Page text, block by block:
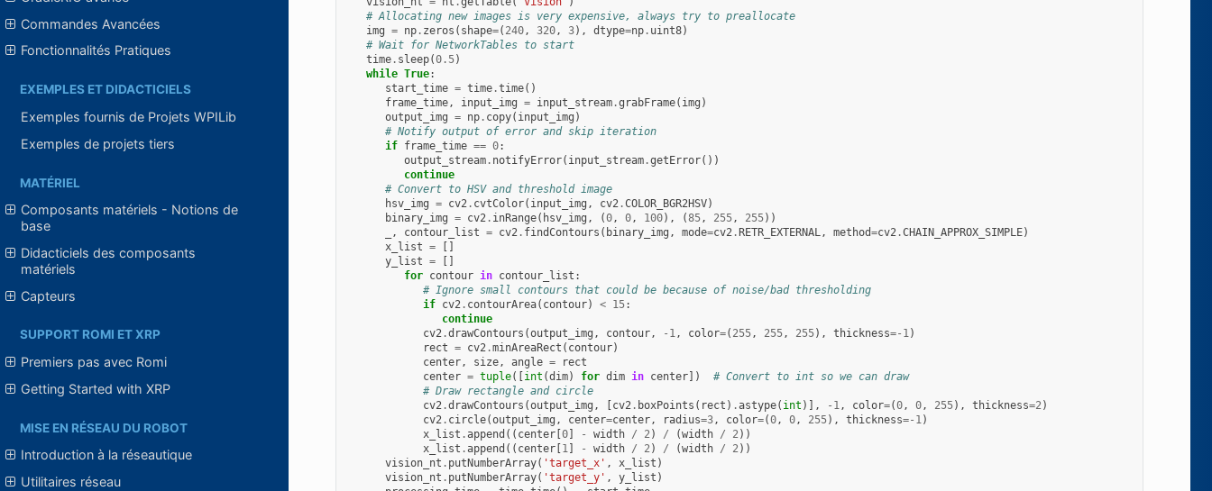
Commandes Avancées
Fonctionnalités Pratiques
EXEMPLES ET DIDACTICIELS
Exemples fournis de Projets WPILib
Exemples de projets tiers
MATÉRIEL
Composants matériels - Notions de
base
Didacticiels des composants
matériels
Capteurs
SUPPORT ROMI ET XRP
Premiers pas avec Romi
Getting Started with XRP
MISE EN RÉSEAU DU ROBOT
Introduction à la réseautique
Utilitaires réseau
# Allocating new images is very expensive, always try to preallocate
img = np. zeros ( shape=( 240, 320, 3), dtype=np. uint8)
# Wait for NetworkTables to start
time. sleep(0.5)
while True:
start_time = time.time()
frame_time, input_img = input_stream.grabFrame( img )
output_img = np. copy( input_img )
# Notify output of error and skip iteration
if frame_time == 0:
output_stream. notifyError( input_stream.getError())
continue
# Convert to HSV and threshold image
hsv_img = cv2. cvtColor( input_img , cv2.COLOR_BGR2HSV)
binary_img = cv2. inRange( hsv_img , (0, 0, 100), (85, 255, 255))
, contour_list = cv2. findContours ( binary_img , mode=cv2.RETR_EXTERNAL, method=cv2.CHAIN_APPROX_SIMPLE)
x_list =
[]
y_list =
[]
for contour in contour_list :
# Ignore small contours that could be because of noise/bad thresholding
if cv2. contourArea( contour) < 15:
continue
cv2.drawContours (output_img , contour, - 1, color=( 255, 255, 255), thickness=- 1)
rect = cv2.minAreaRect ( contour)
center, size, angle =
rect
center = tuple([int (dim) for dim in center])
# Convert to int so we can draw
# Draw rectangle and circle
cv2.drawContours (output_img , [cv2. boxPoints ( rect ) .astype( int )], - 1, color=(0, 0, 255), thickness=2)
cv2. circle(output_img , center=center, radius=3, color=(0, 0, 255), thickness=- 1)
x_list .append (( center[0] - width / 2) / (width / 2))
x_list .append (( center[1] - width / 2) / (width / 2))
vision_nt . putNumberArray( 'target_x' , x_list )
vision_nt . putNumberArray( 'target_y' , y_list )